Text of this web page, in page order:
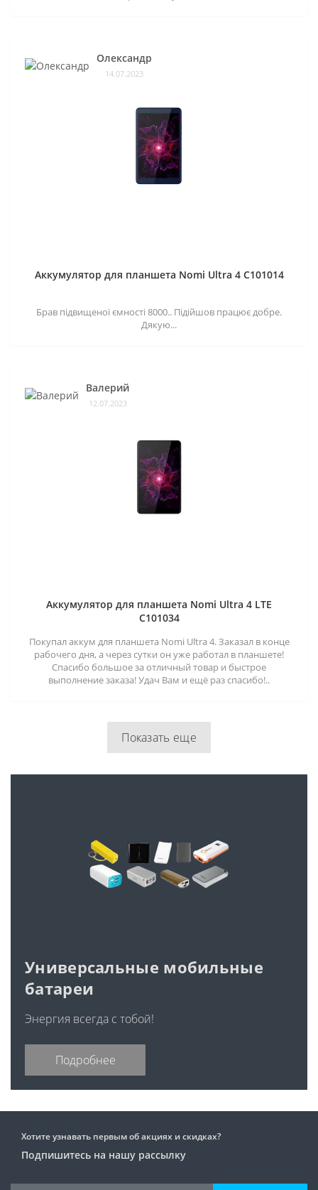
Олександр
14.07.2023
Аккумулятор для планшета Nomi Ultra 4 C101014
Брав підвищеної ємності 8000.. Підійшов працює добре.
Дякую...
Валерий
12.07.2023
Аккумулятор для планшета Nomi Ultra 4 LTE
C101034
Покупал аккум для планшета Nomi Ultra 4. Заказал в конце
рабочего дня, а через сутки он уже работал в планшете!
Спасибо большое за отличный товар и быстрое
выполнение заказа! Удач Вам и ещё раз спасибо!..
Показать еще
Универсальные мобильные
батареи
Энергия всегда с тобой!
Подробнее
Хотите узнавать первым об акциях и скидках?
Подпишитесь на нашу рассылку